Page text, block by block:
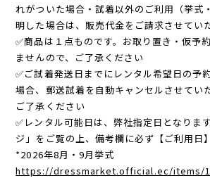
れがついた場合・試着以外のご利用（挙式
明した場合は、販売代金をご請求させてい
✅商品は１点ものです。お取り置き・仮予
ませんので、ご了承ください
✅ご試着発送日までにレンタル希望日の予
場合、郵送試着を自動キャンセルさせてい
ご了承ください
✅レンタル可能日は、弊社指定日となりま
ジ」をご覧の上、備考欄に必ず【ご利用日
*2026年8月・9月挙式
https://dressmarket.official.ec/items/